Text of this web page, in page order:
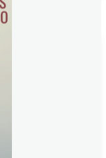
dólar pode
com o
alcançado.